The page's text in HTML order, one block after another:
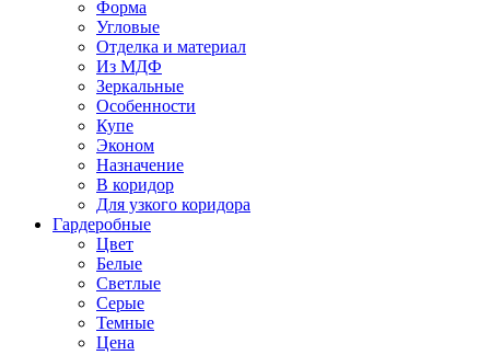
Форма
Угловые
Отделка и материал
Из МДФ
Зеркальные
Особенности
Купе
Эконом
Назначение
В коридор
Для узкого коридора
Гардеробные
Цвет
Белые
Светлые
Серые
Темные
Цена